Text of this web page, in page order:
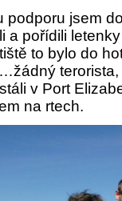
podporu jsem
a pořídili
to bylo do
…žádný terorista,
v Port
na rtech.